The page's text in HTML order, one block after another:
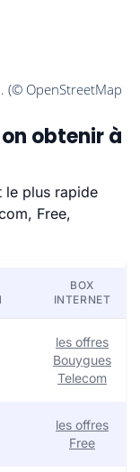
obtenir à
le plus rapide
Free,
BOX
INTERNET
les offres
Bouygues
Telecom
les offres
Free